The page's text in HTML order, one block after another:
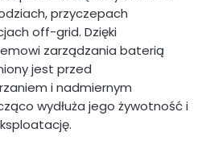
przyczepach
off-grid. Dzięki
zarządzania baterią
jest przed
i nadmiernym
wydłuża jego żywotność i